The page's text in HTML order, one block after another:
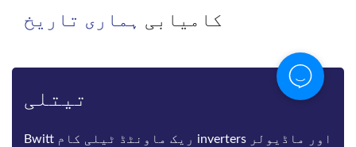
کامیابی ہماری تاریخ
تیتلی
Bwitt ریک ماونٹڈ ٹیلی کام inverters اور ماڈیولر